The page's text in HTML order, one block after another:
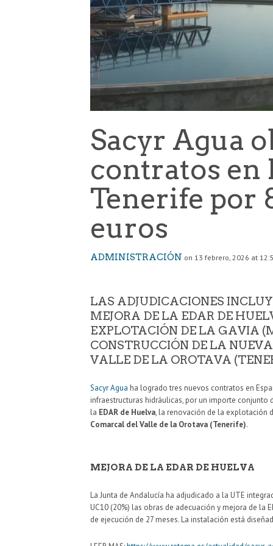
Sacyr Agua
contratos en
Tenerife por
euros
ADMINISTRACIÓN on 13 febrero, 2026 at
LAS ADJUDICACIONES
MEJORA DE LA EDAR DE
EXPLOTACIÓN DE LA GAVIA
CONSTRUCCIÓN DE LA
VALLE DE LA OROTAVA
Sacyr Agua ha logrado tres nuevos contratos en
infraestructuras hidráulicas, por un importe conjunto
la EDAR de Huelva, la renovación de la explotación
Comarcal del Valle de la Orotava (Tenerife).
MEJORA DE LA EDAR DE HUELVA
La Junta de Andalucía ha adjudicado a la UTE
UC10 (20%) las obras de adecuación y mejora de la
de ejecución de 27 meses. La instalación está